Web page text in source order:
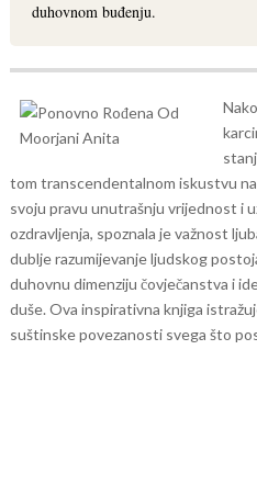
duhovnom buđenju.
tom transcendentalnom iskustvu
svoju pravu unutrašnju vrijednost i
ozdravljenja, spoznala je važnost
dublje razumijevanje ljudskog
duhovnu dimenziju čovječanstva i
duše. Ova inspirativna knjiga
suštinske povezanosti svega što